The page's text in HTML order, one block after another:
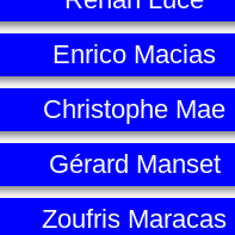
Enrico Macias
Christophe Mae
Gérard Manset
Zoufris Maracas